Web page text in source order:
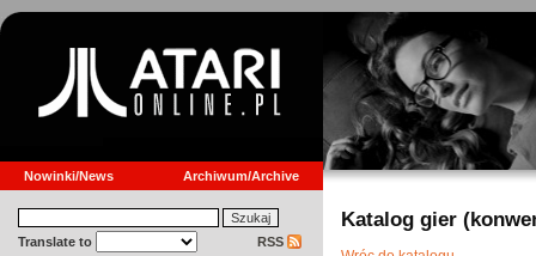
Nowinki/News Archiwum/Archive
Translate to RSS
Katalog gier